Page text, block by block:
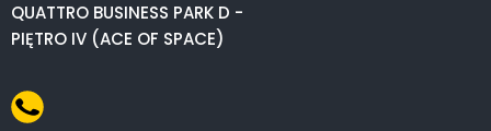
QUATTRO BUSINESS PARK D -
PIĘTRO IV (ACE OF SPACE)